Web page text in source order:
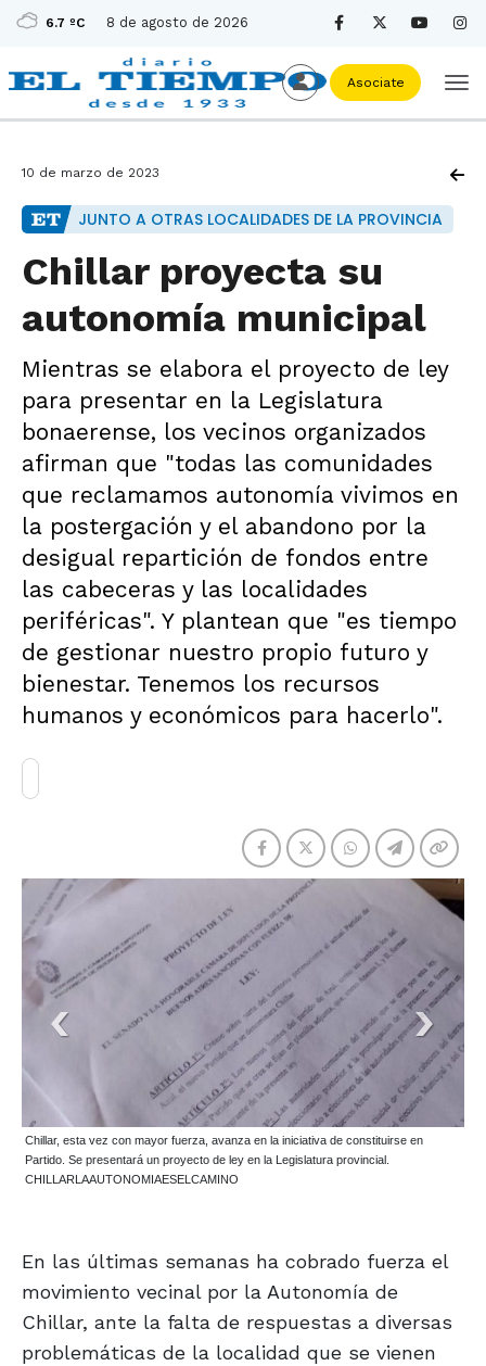
6.7 ºC 8 de agosto de 2026
Asociate
10 de marzo de 2023
JUNTO A OTRAS LOCALIDADES DE LA PROVINCIA
Chillar proyecta su
autonomía municipal
Mientras se elabora el proyecto de ley
para presentar en la Legislatura
bonaerense, los vecinos organizados
afirman que "todas las comunidades
que reclamamos autonomía vivimos en
la postergación y el abandono por la
desigual repartición de fondos entre
las cabeceras y las localidades
periféricas". Y plantean que "es tiempo
de gestionar nuestro propio futuro y
bienestar. Tenemos los recursos
humanos y económicos para hacerlo".
Chillar, esta vez con mayor fuerza, avanza en la iniciativa de constituirse en
Partido. Se presentará un proyecto de ley en la Legislatura provincial.
CHILLARLAAUTONOMIAESELCAMINO
En las últimas semanas ha cobrado fuerza el
movimiento vecinal por la Autonomía de
Chillar, ante la falta de respuestas a diversas
problemáticas de la localidad que se vienen